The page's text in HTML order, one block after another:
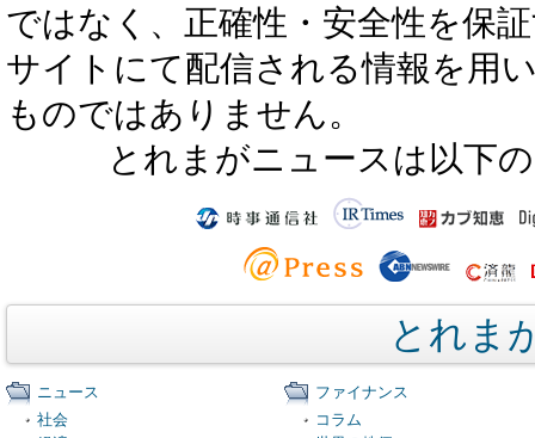
ではなく、正確性・安全性を保
サイトにて配信される情報を用
ものではありません。
とれまがニュースは以下
とれま
ニュース
社会
ファイナンス
コラム